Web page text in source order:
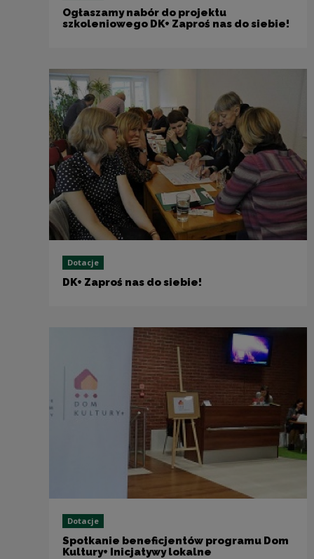
Ogłaszamy nabór do projektu
szkoleniowego DK+ Zaproś nas do siebie!
Dotacje
DK+ Zaproś nas do siebie!
Dotacje
Spotkanie beneficjentów programu Dom
Kultury+ Inicjatywy lokalne